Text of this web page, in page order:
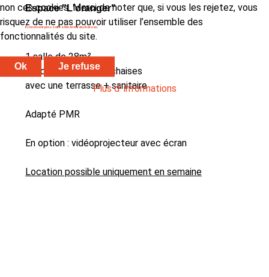
Espace "L'oranger"
Évènement pro + salle à l’intérieur du château
1 salle de 28m²
avec 4 tables et 20 chaises
avec une terrasse + sanitaire
Adapté PMR
En option : vidéoprojecteur avec écran
Location possible uniquement en semaine
non ces cookies. Merci de noter que, si vous les rejetez, vous
risquez de ne pas pouvoir utiliser l’ensemble des
fonctionnalités du site.
Ok Je refuse
Plus d' informations